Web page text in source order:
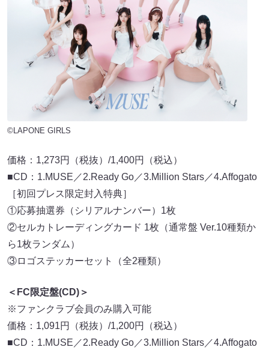
©LAPONE GIRLS
価格：1,273円（税抜）/1,400円（税込）
■CD：1.MUSE／2.Ready Go／3.Million Stars／4.Affogato
［初回プレス限定封入特典］
①応募抽選券（シリアルナンバー）1枚
②セルカトレーディングカード 1枚（通常盤 Ver.10種類か
ら1枚ランダム）
③ロゴステッカーセット（全2種類）
＜FC限定盤(CD)＞
※ファンクラブ会員のみ購入可能
価格：1,091円（税抜）/1,200円（税込）
■CD：1.MUSE／2.Ready Go／3.Million Stars／4.Affogato